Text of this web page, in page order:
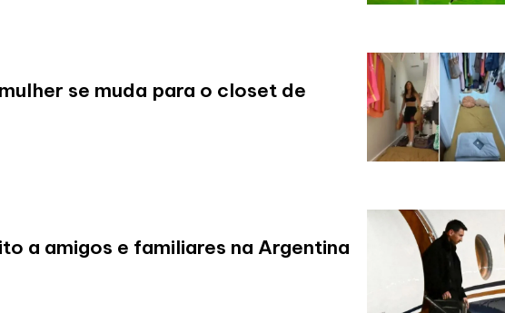
se muda para o closet de
a amigos e familiares na Argentina